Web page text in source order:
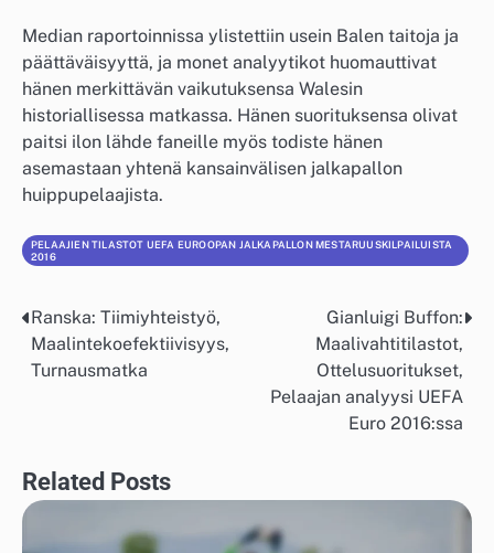
Median raportoinnissa ylistettiin usein Balen taitoja ja
päättäväisyyttä, ja monet analyytikot huomauttivat
hänen merkittävän vaikutuksensa Walesin
historiallisessa matkassa. Hänen suorituksensa olivat
paitsi ilon lähde faneille myös todiste hänen
asemastaan yhtenä kansainvälisen jalkapallon
huippupelaajista.
PELAAJIEN TILASTOT UEFA EUROOPAN JALKAPALLON MESTARUUSKILPAILUISTA
2016
Post
navigation
Ranska: Tiimiyhteistyö,
Maalintekoefektiivisyys,
Turnausmatka
Gianluigi Buffon:
Maalivahtitilastot,
Ottelusuoritukset,
Pelaajan analyysi UEFA
Euro 2016:ssa
Related Posts